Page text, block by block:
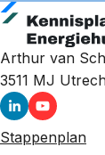
Arthur van
3511 MJ
Stappenplan